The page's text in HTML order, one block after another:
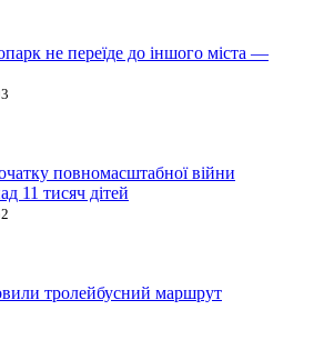
не переїде до іншого міста —
повномасштабної війни
11 тисяч дітей
тролейбусний маршрут